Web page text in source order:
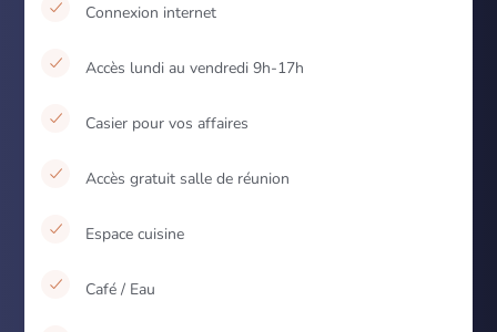
Connexion internet
Accès lundi au vendredi 9h-17h
Casier pour vos affaires
Accès gratuit salle de réunion
Espace cuisine
Café / Eau